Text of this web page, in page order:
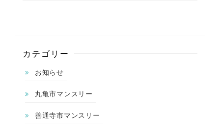
カテゴリー
お知らせ
丸亀市マンスリー
善通寺市マンスリー